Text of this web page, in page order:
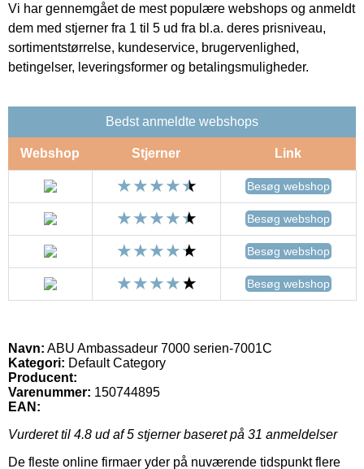
Vi har gennemgået de mest populære webshops og anmeldt
dem med stjerner fra 1 til 5 ud fra bl.a. deres prisniveau,
sortimentstørrelse, kundeservice, brugervenlighed,
betingelser, leveringsformer og betalingsmuligheder.
Bedst anmeldte webshops
Webshop Stjerner Link
Besøg webshop
Besøg webshop
Besøg webshop
Besøg webshop
Navn: ABU Ambassadeur 7000 serien-7001C
Kategori: Default Category
Producent:
Varenummer: 150744895
EAN:
Vurderet til 4.8 ud af 5 stjerner baseret på 31 anmeldelser
De fleste online firmaer yder på nuværende tidspunkt flere